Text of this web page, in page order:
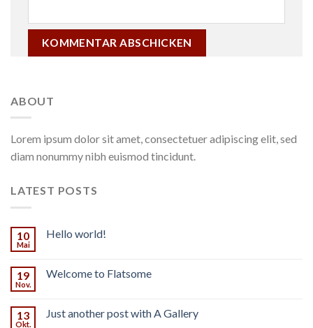
ABOUT
Lorem ipsum dolor sit amet, consectetuer adipiscing elit, sed
diam nonummy nibh euismod tincidunt.
LATEST POSTS
10
Mai
Hello world!
19
Nov.
Welcome to Flatsome
13
Okt.
Just another post with A Gallery